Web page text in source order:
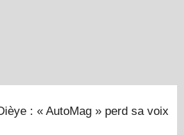
: « AutoMag » perd sa voix